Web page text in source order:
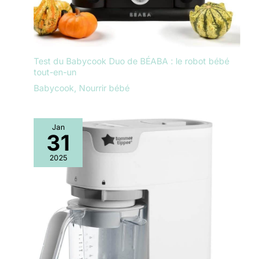
Brezza. Garantie 2 ans.
Test du Babycook Duo de BÉABA : le robot bébé
tout-en-un
Babycook Nourrir bébé
Jan
31
2025